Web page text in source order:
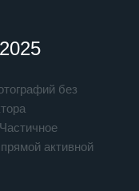
без
активной